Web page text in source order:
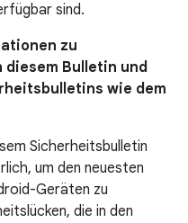
sind.
zu
Bulletin und
wie dem
Sicherheitsbulletin
um den neuesten
Geräten zu
die in den